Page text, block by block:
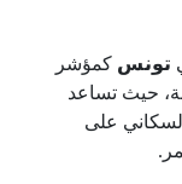
تونس كمؤشر
حيث تساعد
على